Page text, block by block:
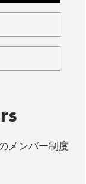
メンバー制度